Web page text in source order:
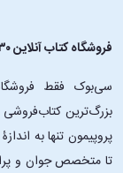
فروشگاه کتاب آنلاین ۳۰بوک
سی‌بوک فقط
بزرگ‌ترین کتاب‌فروشی
تا متخصص جوان و